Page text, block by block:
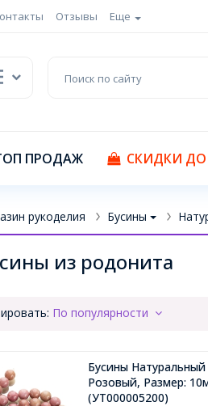
Отзывы Еще
ПРОДАЖ СКИДКИ ДО
рукоделия Бусины
из родонита
По популярности
Бусины
Розовый, Размер:
(УТ000005200)